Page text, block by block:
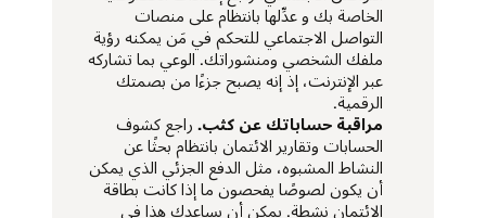
الخاصة بك و عدِّلها بانتظام على منصات
التواصل الاجتماعي للتحكم في مَن يمكنه رؤية
ملفك الشخصي ومنشوراتك. الوعي بما تشاركه
عبر الإنترنت، إذ إنه يصبح جزءًا من بصمتك
الرقمية.
مراقبة حساباتك عن كثب.راجع كشوف
الحسابات وتقارير الائتمان بانتظام بحثًا عن
النشاط المشبوه، مثل الدفع الجزئي الذي يمكن
أن يكون لصوصًا يفحصون ما إذا كانت بطاقة
الائتمان نشطة. يمكن أن يساعدك هذا في